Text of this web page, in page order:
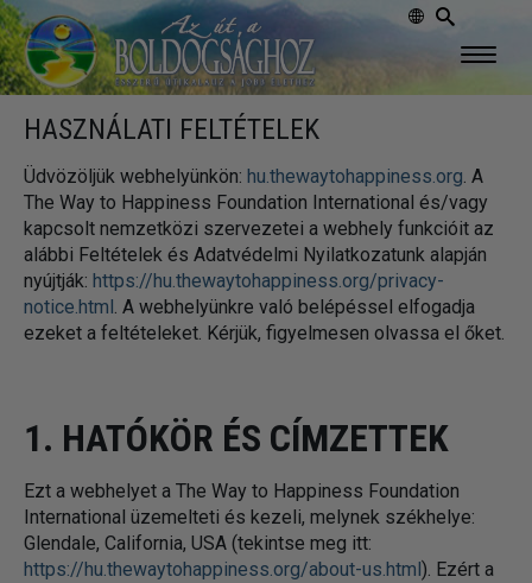
HASZNÁLATI FELTÉTELEK
Üdvözöljük webhelyünkön: hu.thewaytohappiness.org. A
The Way to Happiness Foundation International és/vagy
kapcsolt nemzetközi szervezetei a webhely funkcióit az
alábbi Feltételek és Adatvédelmi Nyilatkozatunk alapján
nyújtják: https://hu.thewaytohappiness.org/privacy-
notice.html. A webhelyünkre való belépéssel elfogadja
ezeket a feltételeket. Kérjük, figyelmesen olvassa el őket.
1. HATÓKÖR ÉS CÍMZETTEK
Ezt a webhelyet a The Way to Happiness Foundation
International üzemelteti és kezeli, melynek székhelye:
Glendale, California, USA (tekintse meg itt:
https://hu.thewaytohappiness.org/about-us.html). Ezért a